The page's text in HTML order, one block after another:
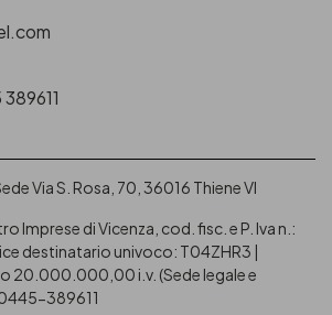
Via S. Rosa, 70, 36016 Thiene VI
Imprese di Vicenza, cod. fisc. e P. Iva n.:
destinatario univoco: T04ZHR3 |
20.000.000,00 i.v. (Sede legale e
389611